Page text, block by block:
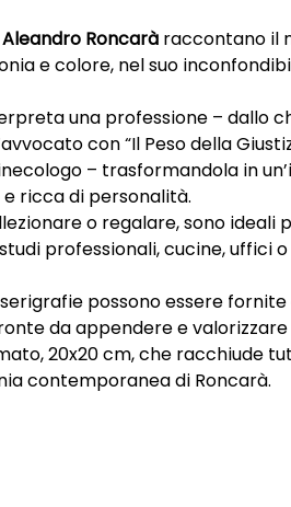
Aleandro Roncarà raccontano il
e colore, nel suo
una professione – dallo
con “Il Peso della
– trasformandola in
ricca di personalità.
o regalare, sono ideali
professionali, cucine, uffici
possono essere fornite
da appendere e valorizzare
20x20 cm, che racchiude
contemporanea di Roncarà.